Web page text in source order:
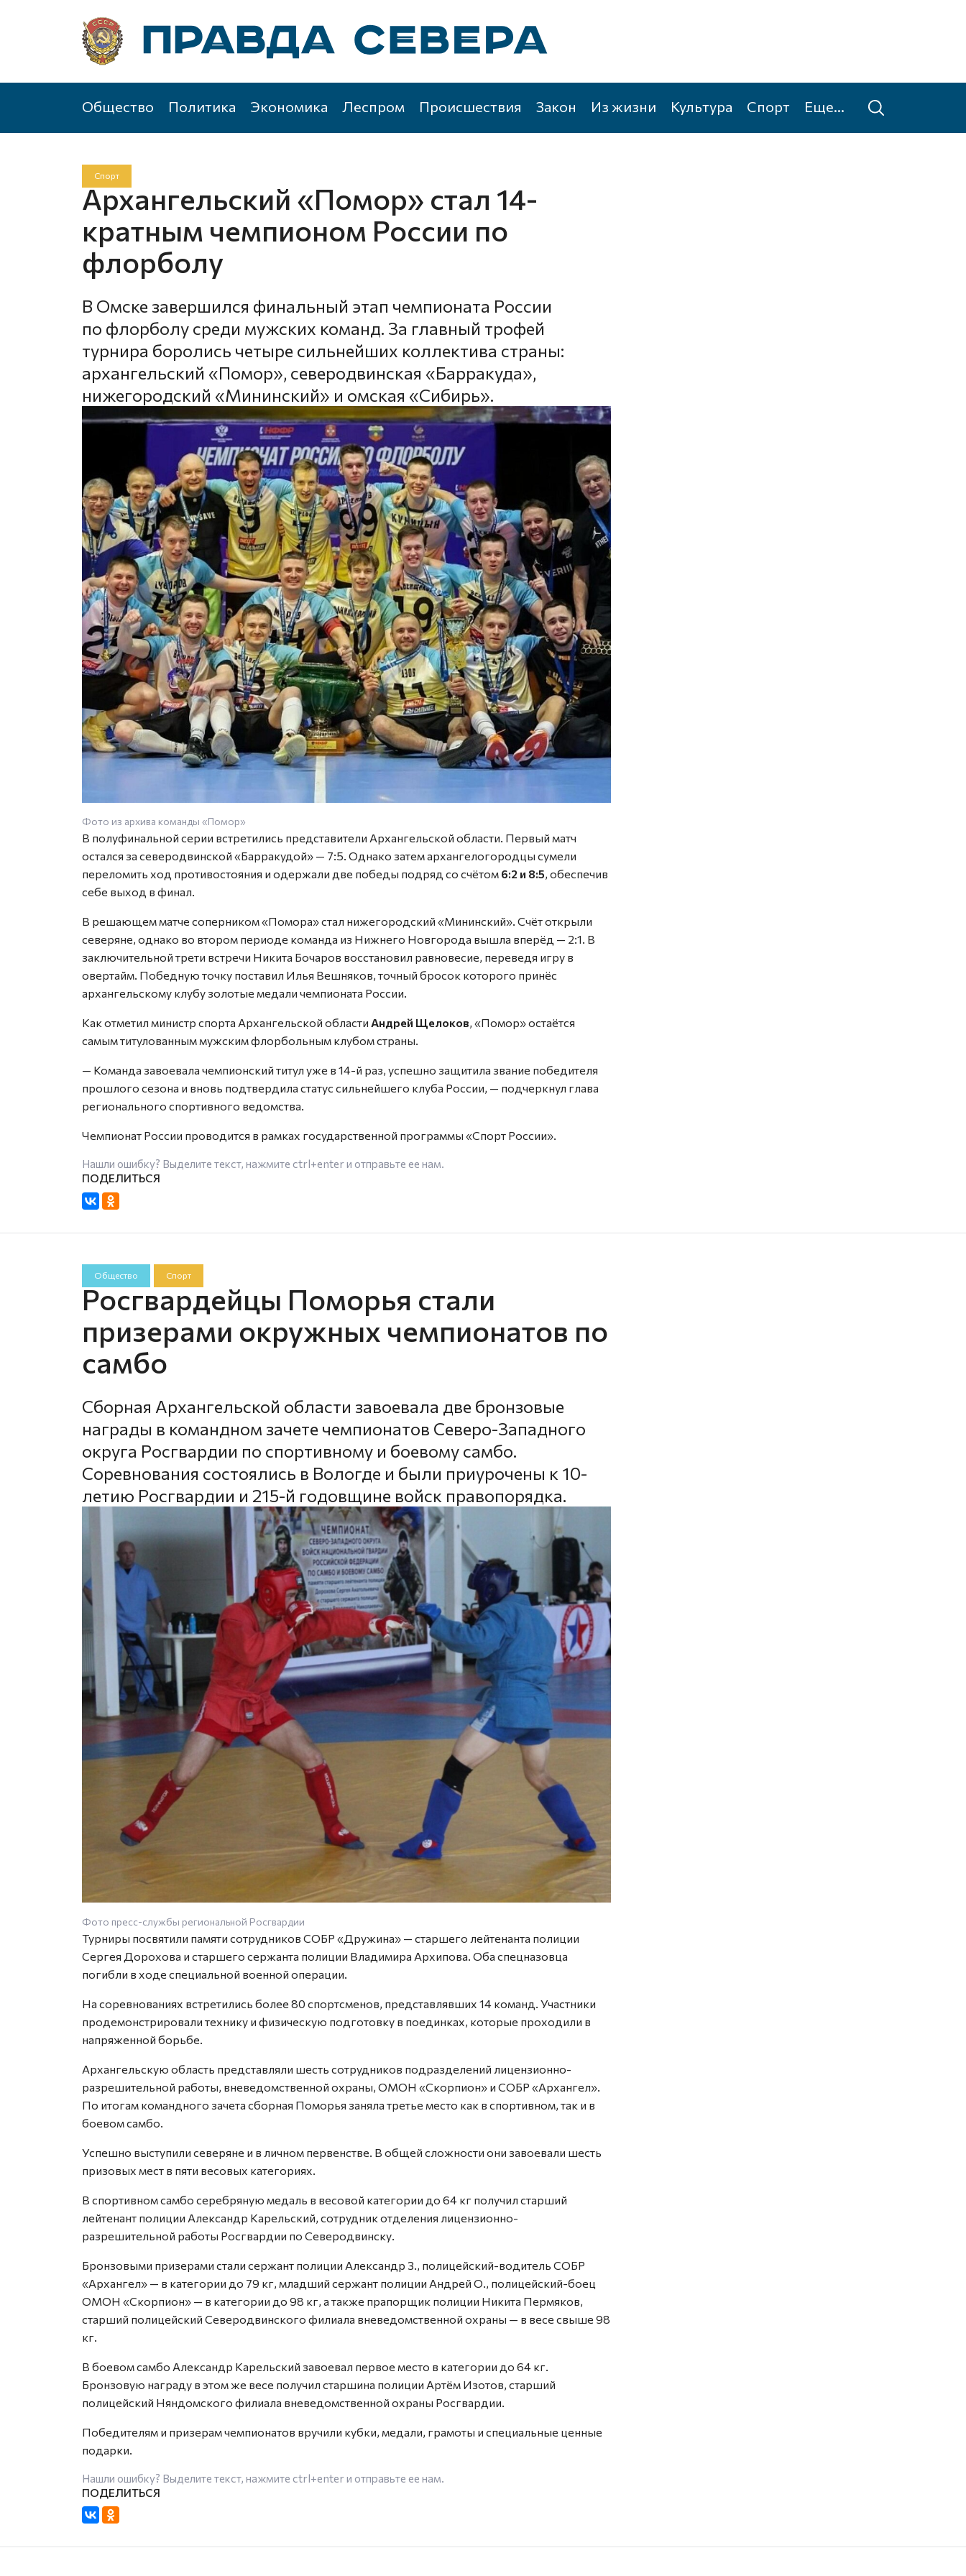
Общество Политика Экономика Леспром Происшествия Закон Из жизни Культура Спорт Еще...
Спорт
Архангельский «Помор» стал 14-
кратным чемпионом России по
флорболу
В Омске завершился финальный этап чемпионата России
по флорболу среди мужских команд. За главный трофей
турнира боролись четыре сильнейших коллектива страны:
архангельский «Помор», северодвинская «Барракуда»,
нижегородский «Мининский» и омская «Сибирь».
Фото из архива команды «Помор»
В полуфинальной серии встретились представители Архангельской области. Первый матч
остался за северодвинской «Барракудой» — 7:5. Однако затем архангелогородцы сумели
переломить ход противостояния и одержали две победы подряд со счётом 6:2 и 8:5, обеспечив
себе выход в финал.
В решающем матче соперником «Помора» стал нижегородский «Мининский». Счёт открыли
северяне, однако во втором периоде команда из Нижнего Новгорода вышла вперёд — 2:1. В
заключительной трети встречи Никита Бочаров восстановил равновесие, переведя игру в
овертайм. Победную точку поставил Илья Вешняков, точный бросок которого принёс
архангельскому клубу золотые медали чемпионата России.
Как отметил министр спорта Архангельской области Андрей Щелоков, «Помор» остаётся
самым титулованным мужским флорбольным клубом страны.
— Команда завоевала чемпионский титул уже в 14-й раз, успешно защитила звание победителя
прошлого сезона и вновь подтвердила статус сильнейшего клуба России, — подчеркнул глава
регионального спортивного ведомства.
Чемпионат России проводится в рамках государственной программы «Спорт России».
Нашли ошибку? Выделите текст, нажмите ctrl+enterи отправьте ее нам.
Общество Спорт
Росгвардейцы Поморья стали
призерами окружных чемпионатов по
самбо
Сборная Архангельской области завоевала две бронзовые
награды в командном зачете чемпионатов Северо-Западного
округа Росгвардии по спортивному и боевому самбо.
Соревнования состоялись в Вологде и были приурочены к 10-
летию Росгвардии и 215-й годовщине войск правопорядка.
Фото пресс-службы региональной Росгвардии
Турниры посвятили памяти сотрудников СОБР «Дружина» — старшего лейтенанта полиции
Сергея Дорохова и старшего сержанта полиции Владимира Архипова. Оба спецназовца
погибли в ходе специальной военной операции.
На соревнованиях встретились более 80 спортсменов, представлявших 14 команд. Участники
продемонстрировали технику и физическую подготовку в поединках, которые проходили в
напряженной борьбе.
Архангельскую область представляли шесть сотрудников подразделений лицензионно-
разрешительной работы, вневедомственной охраны, ОМОН «Скорпион» и СОБР «Архангел».
По итогам командного зачета сборная Поморья заняла третье место как в спортивном, так и в
боевом самбо.
Успешно выступили северяне и в личном первенстве. В общей сложности они завоевали шесть
призовых мест в пяти весовых категориях.
В спортивном самбо серебряную медаль в весовой категории до 64 кг получил старший
лейтенант полиции Александр Карельский, сотрудник отделения лицензионно-
разрешительной работы Росгвардии по Северодвинску.
Бронзовыми призерами стали сержант полиции Александр З., полицейский-водитель СОБР
«Архангел» — в категории до 79 кг, младший сержант полиции Андрей О., полицейский-боец
ОМОН «Скорпион» — в категории до 98 кг, а также прапорщик полиции Никита Пермяков,
старший полицейский Северодвинского филиала вневедомственной охраны — в весе свыше 98
кг.
В боевом самбо Александр Карельский завоевал первое место в категории до 64 кг.
Бронзовую награду в этом же весе получил старшина полиции Артём Изотов, старший
полицейский Няндомского филиала вневедомственной охраны Росгвардии.
Победителям и призерам чемпионатов вручили кубки, медали, грамоты и специальные ценные
подарки.
Нашли ошибку? Выделите текст, нажмите ctrl+enterи отправьте ее нам.